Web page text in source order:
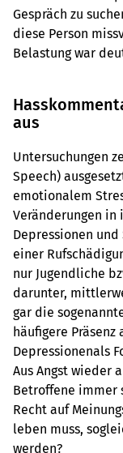
Gespräch zu
diese Person
Belastung war
aus
Untersuchungen
Speech)
emotionalem
Veränderungen
Depressionen
einer
nur Jugendliche
darunter,
gar die
häufigere
Depressionenals
Aus Angst wieder
Betroffene immer
Recht auf
leben muss,
werden?